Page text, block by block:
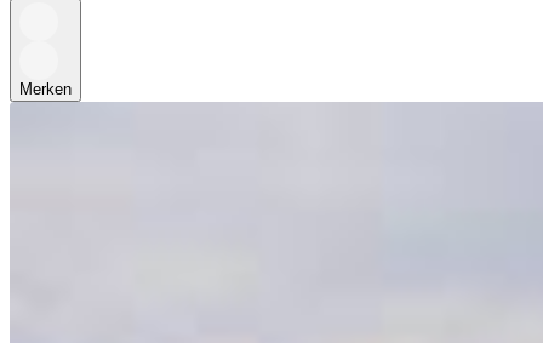
Merken